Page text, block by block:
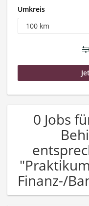
Umkreis
0 Jobs
Finanz-/